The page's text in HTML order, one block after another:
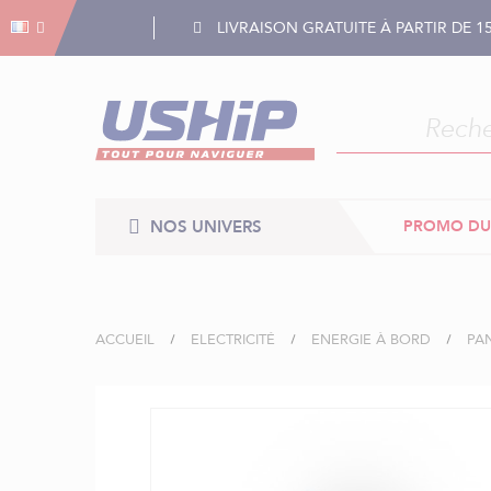
LIVRAISON GRATUITE À PARTIR DE
NOS UNIVERS PROMO
ACCUEIL ELECTRICITÉ ENERGIE À BORD
Gestion des cookies
Gestion des cookies